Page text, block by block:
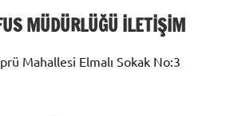
MÜDÜRLÜĞÜ İLETİŞİM
Mahallesi Elmalı Sokak No:3